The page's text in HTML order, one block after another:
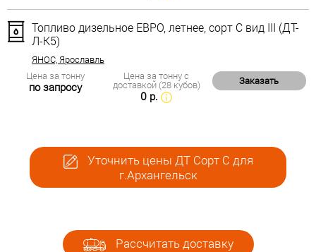
Топливо дизельное ЕВРО, летнее, сорт С вид III (ДТ-
Л-К5)
ЯНОС, Ярославль
Цена за тонну
по запросу
Цена за тонну с
доставкой (28 кубов)
0 р.
Заказать
Уточнить цены ДТ Сорт С для
г.Архангельск
Рассчитать доставку